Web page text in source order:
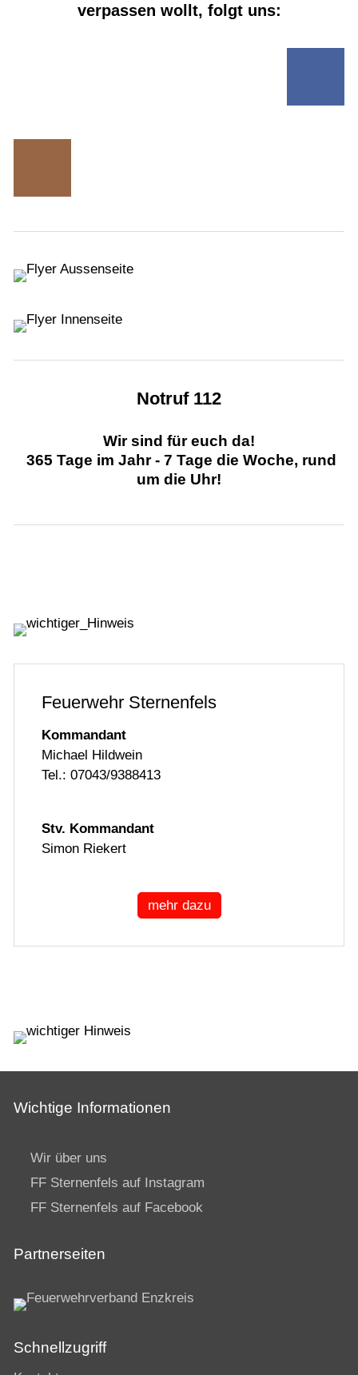
verpassen wollt, folgt uns:
Notruf 112
Wir sind für euch da!
365 Tage im Jahr - 7 Tage die Woche, rund
um die Uhr!
Feuerwehr Sternenfels
Kommandant
Michael Hildwein
Tel.: 07043/9388413
Stv. Kommandant
Simon Riekert
mehr dazu
Wichtige Informationen
Wir über uns
FF Sternenfels auf Instagram
FF Sternenfels auf Facebook
Partnerseiten
Schnellzugriff